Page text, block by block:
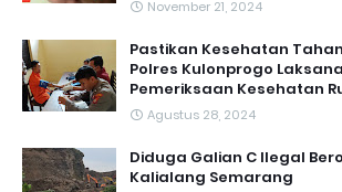
November 21, 2024
Pastikan Kesehatan
Polres Kulonprogo
Pemeriksaan Kesehatan
Agustus 28, 2024
Diduga Galian C Ilegal
Kalialang Semarang